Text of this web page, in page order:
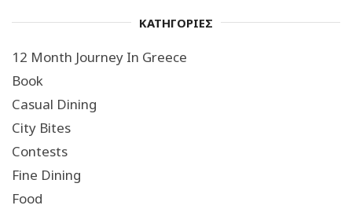
ΚΑΤΗΓΟΡΙΕΣ
12 Month Journey In Greece
Book
Casual Dining
City Bites
Contests
Fine Dining
Food